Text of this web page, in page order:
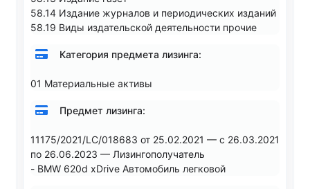
58.14 Издание журналов и периодических изданий
58.19 Виды издательской деятельности прочие
Категория предмета лизинга:
01 Материальные активы
Предмет лизинга:
11175/2021/LC/018683 от 25.02.2021 — с 26.03.2021
по 26.06.2023 — Лизингополучатель
- BMW 620d xDrive Автомобиль легковой